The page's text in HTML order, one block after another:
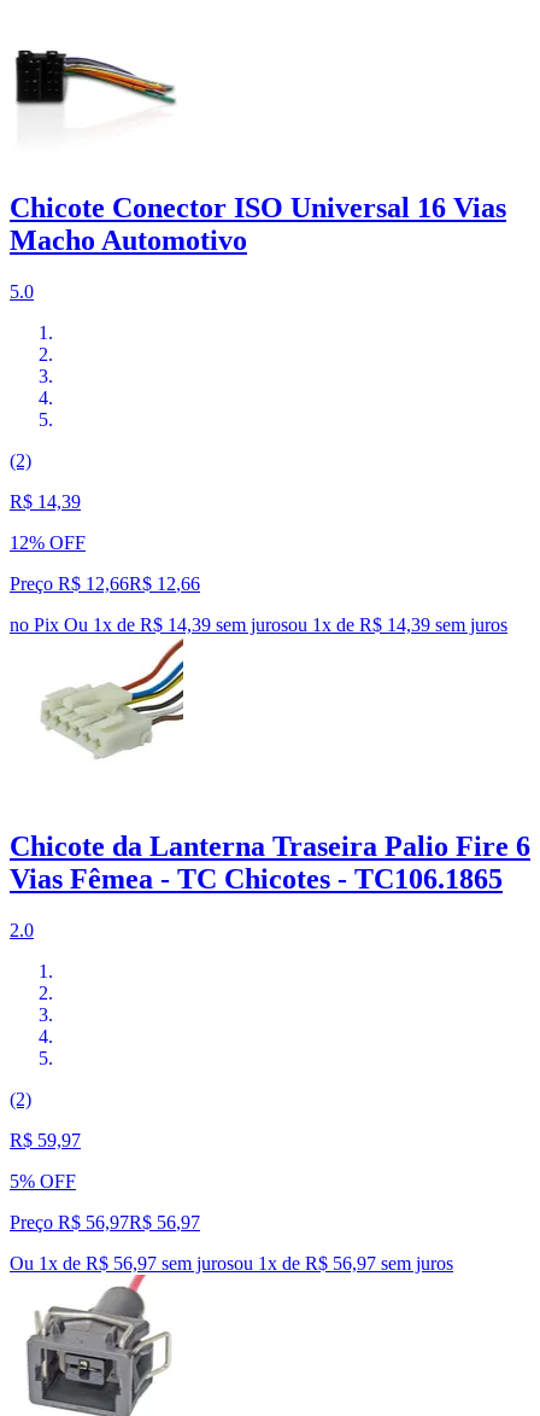
Chicote Conector ISO Universal 16 Vias
Macho Automotivo
5.0
(2)
R$ 14,39
12% OFF
Preço R$ 12,66R$ 12,66
no Pix Ou 1x de R$ 14,39 sem jurosou 1x de R$ 14,39 sem juros
Chicote da Lanterna Traseira Palio Fire 6
Vias Fêmea - TC Chicotes - TC106.1865
2.0
(2)
R$ 59,97
5% OFF
Preço R$ 56,97R$ 56,97
Ou 1x de R$ 56,97 sem jurosou 1x de R$ 56,97 sem juros